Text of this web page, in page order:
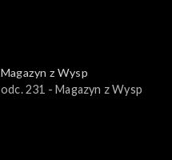
Magazyn z Wysp
odc. 231 - Magazyn z Wysp